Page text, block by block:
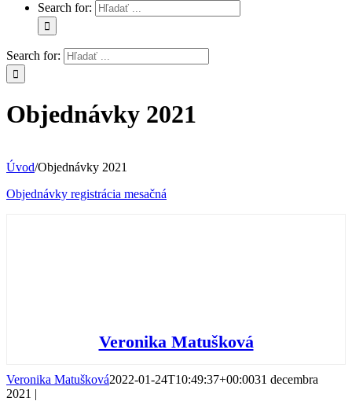
Search for:
Search for:
Objednávky 2021
Úvod/Objednávky 2021
Objednávky registrácia mesačná
Veronika Matušková
Veronika Matušková2022-01-24T10:49:37+00:0031 decembra
2021 |